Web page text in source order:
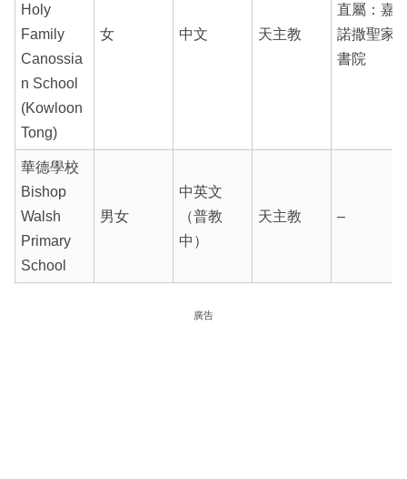
Holy
Family
Canossia
n School
(Kowloon
Tong)
女 中文 天主教
直屬：嘉
諾撒聖家
書院
華德學校
Bishop
Walsh
Primary
School
男女
中英文
（普教
中）
天主教 –
廣告